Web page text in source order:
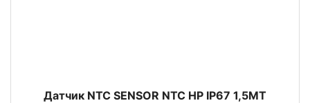
Датчик NTC SENSOR NTC HP IP67 1,5MT